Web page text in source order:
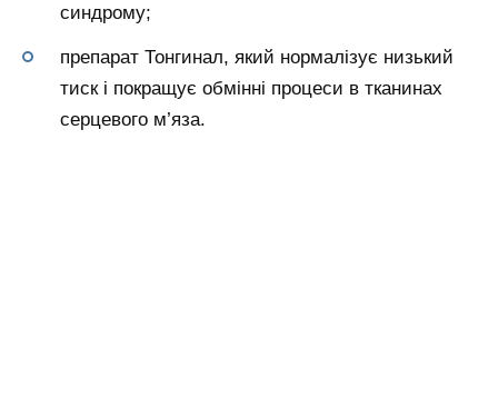
синдрому;
препарат Тонгинал, який нормалізує низький
тиск і покращує обмінні процеси в тканинах
серцевого м’яза.